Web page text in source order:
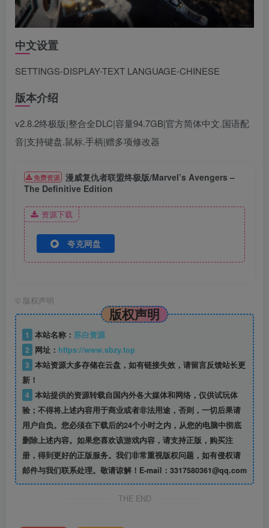
中文设置
SETTINGS-DISPLAY-TEXT LANGUAGE-CHINESE
版本介绍
v2.8.2终极版|整合全DLC|容量94.7GB|官方简体中文.国语配
音|支持键盘.鼠标.手柄|赠多项修改器
免费资源 漫威复仇者联盟终极版/Marvel’s Avengers –
The Definitive Edition
资源下载
夸克网盘
© 版权声明
版权声明
1 本站名称： 苏白资源
2
网址： https://www.sbzy.top
3 本站资源大多存储在云盘，如有链接失效，请留言反馈站长更
新！
4 本站提供的资源转载自国内外各大媒体和网络，仅供试玩体
验；不得将上述内容用于商业或者非法用途，否则，一切后果请
用户自负。您必须在下载后的24个小时之内，从您的电脑中彻底
删除上述内容。如果您喜欢该游戏内容，请支持正版，购买注
册，得到更好的正版服务。我们非常重视版权问题，如有侵权请
邮件与我们联系处理。敬请谅解！E-mail：3317580361@qq.com
THE END